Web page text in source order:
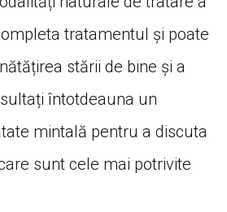
tratamentul și poate
stării de bine și a
întotdeauna un
mintală pentru a discuta
sunt cele mai potrivite